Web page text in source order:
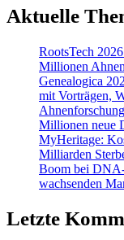
Aktuelle
RootsTech
Millionen
Genealogica
mit Vorträgen,
Millionen neue
MyHeritage:
Milliarden
Boom bei DNA-
wachsenden
Letzte